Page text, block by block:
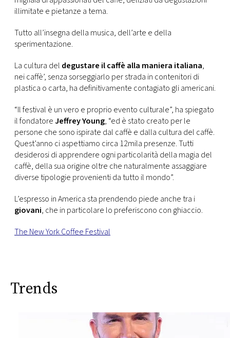
CONSIGLIA
illimitate e pietanze a tema.
Tutto all’insegna della musica, dell’arte e della
sperimentazione.
La cultura del degustare il caffè alla maniera italiana,
nei caffè’, senza sorseggiarlo per strada in contenitori di
plastica o carta, ha definitivamente contagiato gli americani.
“Il festival è un vero e proprio evento culturale”, ha spiegato
il fondatoreJeffrey Young, “ed è stato creato per le
persone che sono ispirate dal caffè e dalla cultura del caffè.
Quest’anno ci aspettiamo circa 12mila presenze. Tutti
desiderosi di apprendere ogni particolarità della magia del
caffè, della sua origine oltre che naturalmente assaggiare
diverse tipologie provenienti da tutto il mondo”.
L’espresso in America sta prendendo piede anche tra i
giovani, che in particolare lo preferiscono con ghiaccio.
The New York Coffee Festival
Trends